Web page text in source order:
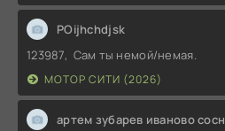
POijhchdjsk
123987, Сам ты немой/немая.
МОТОР СИТИ (2026)
артем зубарев иваново